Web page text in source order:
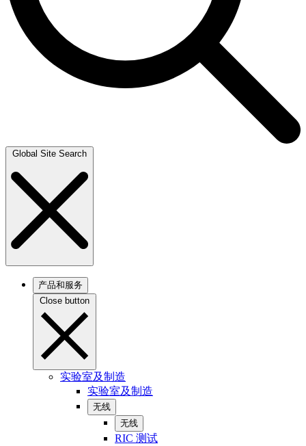
Global Site Search
产品和服务
Close button
实验室及制造
实验室及制造
无线
无线
RIC 测试